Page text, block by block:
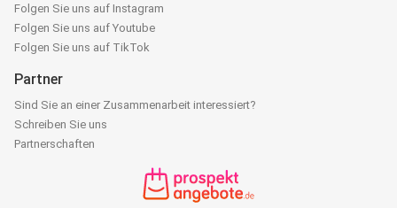
Folgen Sie uns auf Instagram
Folgen Sie uns auf Youtube
Folgen Sie uns auf TikTok
Partner
Sind Sie an einer Zusammenarbeit interessiert?
Schreiben Sie uns
Partnerschaften